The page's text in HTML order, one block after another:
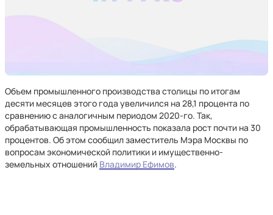
Объем промышленного производства столицы по итогам
десяти месяцев этого года увеличился на 28,1 процента по
сравнению с аналогичным периодом 2020-го. Так,
обрабатывающая промышленность показала рост почти на 30
процентов. Об этом сообщил заместитель Мэра Москвы по
вопросам экономической политики и имущественно-
земельных отношений Владимир Ефимов.